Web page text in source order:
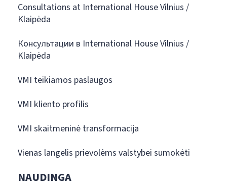
Consultations at International House Vilnius /
Klaipėda
Консультации в International House Vilnius /
Klaipėda
VMI teikiamos paslaugos
VMI kliento profilis
VMI skaitmeninė transformacija
Vienas langelis prievolėms valstybei sumokėti
NAUDINGA